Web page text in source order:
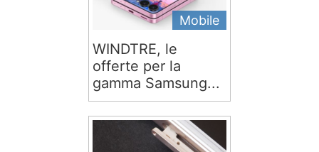
Mobile
WINDTRE, le
offerte per la
gamma Samsung...